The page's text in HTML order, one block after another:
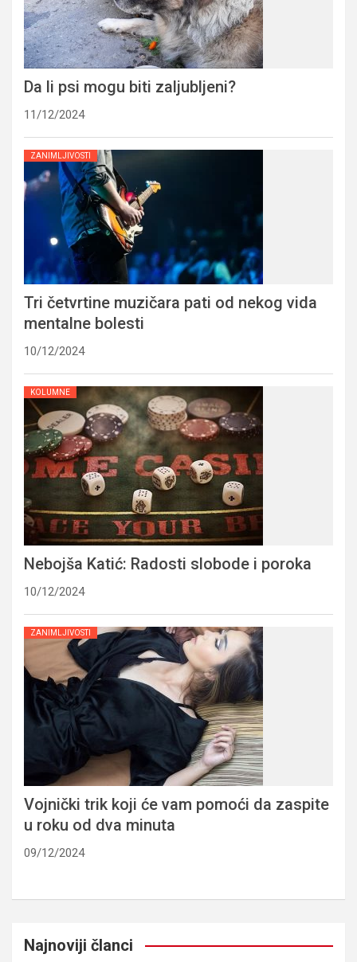
Da li psi mogu biti zaljubljeni?
11/12/2024
ZANIMLJIVOSTI
Tri četvrtine muzičara pati od nekog vida
mentalne bolesti
10/12/2024
KOLUMNE
Nebojša Katić: Radosti slobode i poroka
10/12/2024
ZANIMLJIVOSTI
Vojnički trik koji će vam pomoći da zaspite
u roku od dva minuta
09/12/2024
Najnoviji članci